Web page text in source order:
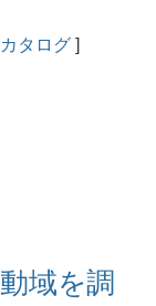
タログ]
域を調